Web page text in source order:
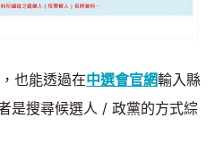
也能透過在中選會官網輸入縣
搜尋候選人 / 政黨的方式綜